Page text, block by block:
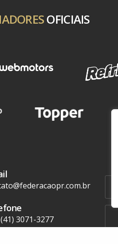
OFICIAIS
3071-3277